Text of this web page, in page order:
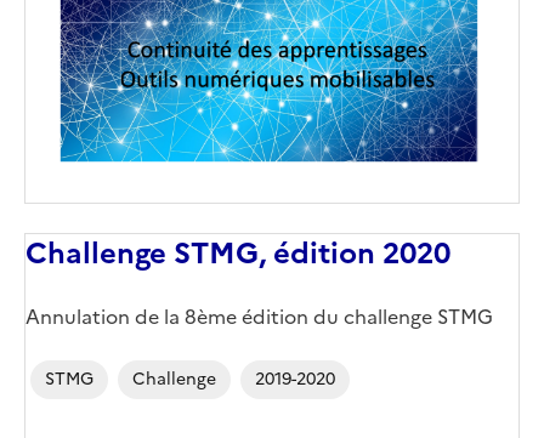
Challenge STMG, édition 2020
Annulation de la 8ème édition du challenge STMG
STMG Challenge 2019-2020